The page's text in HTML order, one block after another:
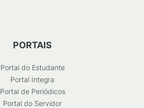
PORTAIS
Portal do Estudante
Portal Integra
Portal de Periódicos
Portal do Servidor